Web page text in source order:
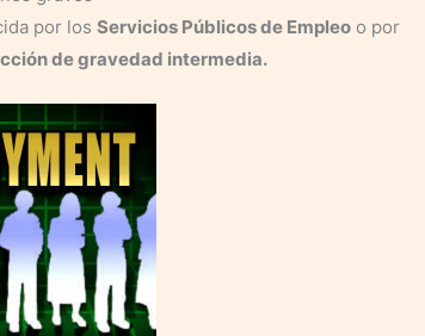
por los Servicios Públicos de Empleo o por
de gravedad intermedia.